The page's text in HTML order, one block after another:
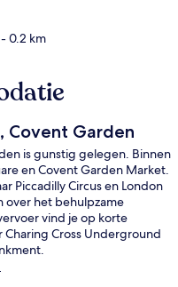
- 0.2 km
Covent Garden
is gunstig gelegen. Binnen
en Covent Garden Market.
Piccadilly Circus en London
over het behulpzame
vind je op korte
Cross Underground